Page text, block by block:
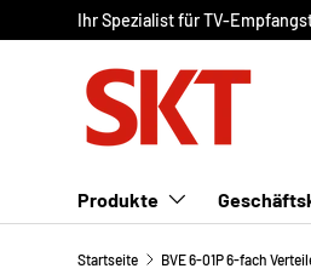
DIREKT ZUM INHALT
Ihr Spezialist für TV-
Produkte
Startseite